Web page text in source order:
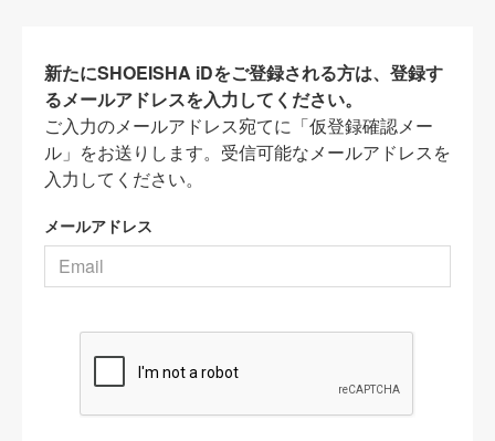
新たにSHOEISHA iDをご登録される方は、登録す
るメールアドレスを入力してください。
ご入力のメールアドレス宛てに「仮登録確認メー
ル」をお送りします。受信可能なメールアドレスを
入力してください。
メールアドレス